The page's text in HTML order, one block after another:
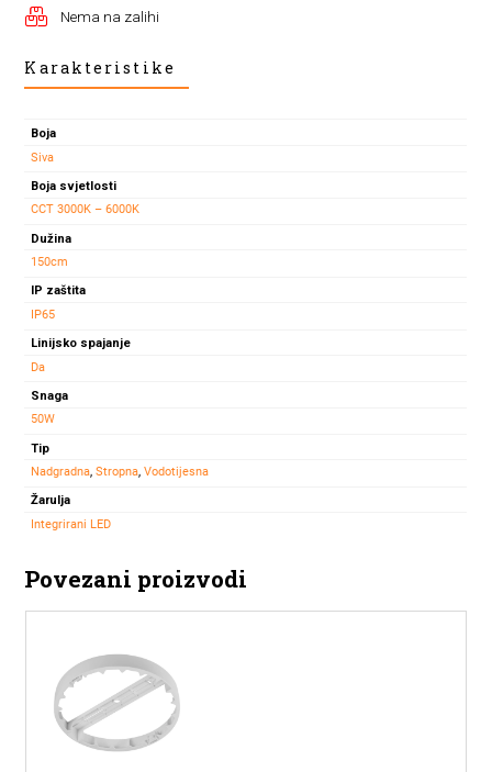
Nema na zalihi
Karakteristike
Boja
Siva
Boja svjetlosti
CCT 3000K – 6000K
Dužina
150cm
IP zaštita
IP65
Linijsko spajanje
Da
Snaga
50W
Tip
Nadgradna, Stropna, Vodotijesna
Žarulja
Integrirani LED
Povezani proizvodi